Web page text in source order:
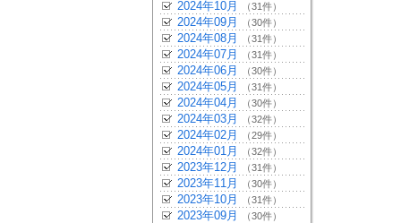
2024年10月 （31件）
2024年09月 （30件）
2024年08月 （31件）
2024年07月 （31件）
2024年06月 （30件）
2024年05月 （31件）
2024年04月 （30件）
2024年03月 （32件）
2024年02月 （29件）
2024年01月 （32件）
2023年12月 （31件）
2023年11月 （30件）
2023年10月 （31件）
2023年09月 （30件）